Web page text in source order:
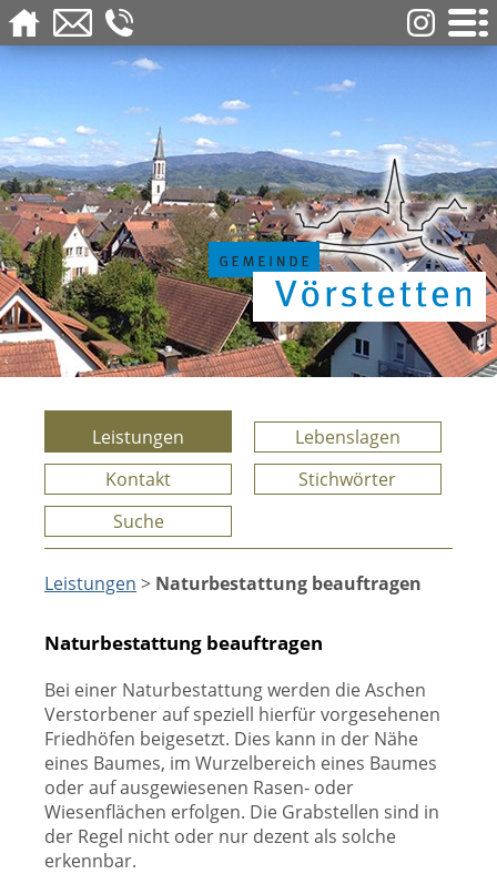
Leistungen
Lebenslagen
Kontakt
Stichwörter
Suche
Leistungen > Naturbestattung beauftragen
Naturbestattung beauftragen
Bei einer Naturbestattung werden die Aschen
Verstorbener auf speziell hierfür vorgesehenen
Friedhöfen beigesetzt. Dies kann in der Nähe
eines Baumes, im Wurzelbereich eines Baumes
oder auf ausgewiesenen Rasen- oder
Wiesenflächen erfolgen. Die Grabstellen sind in
der Regel nicht oder nur dezent als solche
erkennbar.